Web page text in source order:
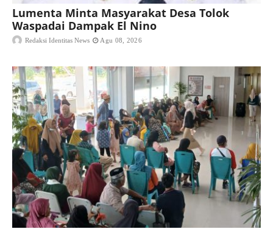
Lumenta Minta Masyarakat Desa Tolok
Waspadai Dampak El Nino
Redaksi Identitas News Agu 08, 2026